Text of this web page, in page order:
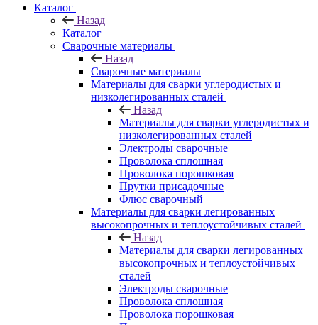
Каталог
Назад
Каталог
Сварочные материалы
Назад
Сварочные материалы
Материалы для сварки углеродистых и
низколегированных сталей
Назад
Материалы для сварки углеродистых и
низколегированных сталей
Электроды сварочные
Проволока сплошная
Проволока порошковая
Прутки присадочные
Флюс сварочный
Материалы для сварки легированных
высокопрочных и теплоустойчивых сталей
Назад
Материалы для сварки легированных
высокопрочных и теплоустойчивых
сталей
Электроды сварочные
Проволока сплошная
Проволока порошковая